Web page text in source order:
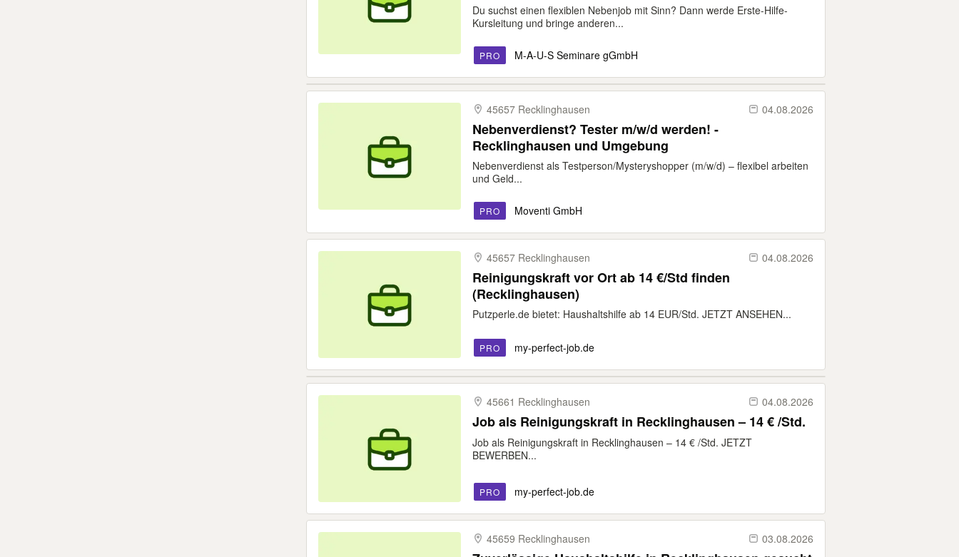
Du suchst einen flexiblen Nebenjob mit Sinn? Dann werde Erste-Hilfe-
Kursleitung und bringe anderen...
PRO M-A-U-S Seminare gGmbH
45657 Recklinghausen 04.08.2026
Nebenverdienst? Tester m/w/d werden! -
Recklinghausen und Umgebung
Nebenverdienst als Testperson/Mysteryshopper (m/w/d) – flexibel arbeiten
und Geld...
PRO Moventi GmbH
45657 Recklinghausen 04.08.2026
Reinigungskraft vor Ort ab 14 €/Std finden
(Recklinghausen)
Putzperle.de bietet: Haushaltshilfe ab 14 EUR/Std. JETZT ANSEHEN...
PRO my-perfect-job.de
45661 Recklinghausen 04.08.2026
Job als Reinigungskraft in Recklinghausen – 14 € /Std.
Job als Reinigungskraft in Recklinghausen – 14 € /Std. JETZT
BEWERBEN...
PRO my-perfect-job.de
45659 Recklinghausen 03.08.2026